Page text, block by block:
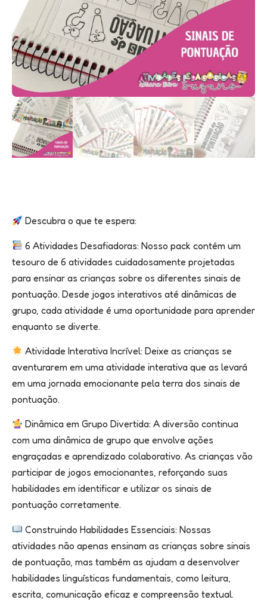
Descubra o que te espera:
6 Atividades Desafiadoras: Nosso pack contém um
tesouro de 6 atividades cuidadosamente projetadas
para ensinar as crianças sobre os diferentes sinais de
pontuação. Desde jogos interativos até dinâmicas de
grupo, cada atividade é uma oportunidade para aprender
enquanto se diverte.
Atividade Interativa Incrível: Deixe as crianças se
aventurarem em uma atividade interativa que as levará
em uma jornada emocionante pela terra dos sinais de
pontuação.
Dinâmica em Grupo Divertida: A diversão continua
com uma dinâmica de grupo que envolve ações
engraçadas e aprendizado colaborativo. As crianças vão
participar de jogos emocionantes, reforçando suas
habilidades em identificar e utilizar os sinais de
pontuação corretamente.
Construindo Habilidades Essenciais: Nossas
atividades não apenas ensinam as crianças sobre sinais
de pontuação, mas também as ajudam a desenvolver
habilidades linguísticas fundamentais, como leitura,
escrita, comunicação eficaz e compreensão textual.